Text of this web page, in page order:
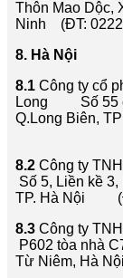
Thôn Mao Dộc,
Ninh (ĐT:
8. Hà Nội
8.1 Công ty cổ
Long Số 55
Q.Long
8.2 Công ty
Số 5, Liền kề
TP. Hà Nội
8.3 Công ty
P602 tòa nhà
Từ Niêm, Hà Nội